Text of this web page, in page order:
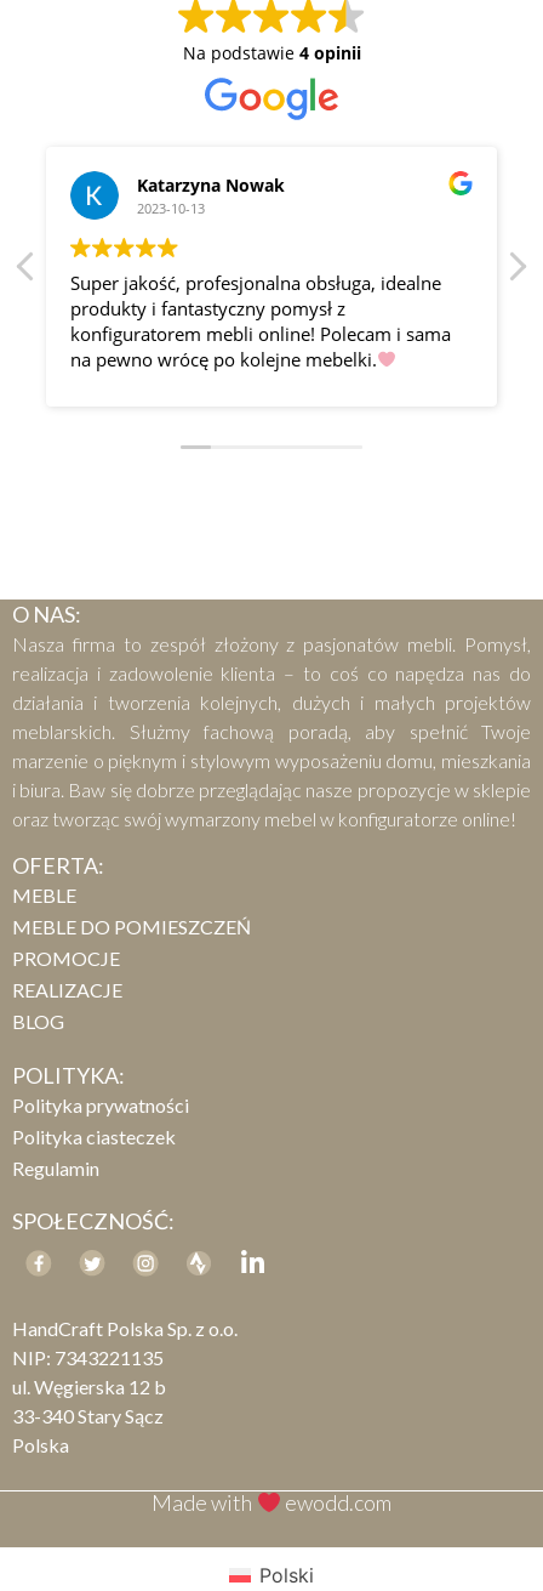
Na podstawie 4 opinii
Katarzyna Nowak
2023-10-13
Super jakość, profesjonalna obsługa, idealne
produkty i fantastyczny pomysł z
konfiguratorem mebli online! Polecam i sama
na pewno wrócę po kolejne mebelki.
O NAS:
Nasza firma to zespół złożony z pasjonatów mebli. Pomysł,
realizacja i zadowolenie klienta – to coś co napędza nas do
działania i tworzenia kolejnych, dużych i małych projektów
meblarskich. Służmy fachową poradą, aby spełnić Twoje
marzenie o pięknym i stylowym wyposażeniu domu, mieszkania
i biura. Baw się dobrze przeglądając nasze propozycje w sklepie
oraz tworząc swój wymarzony mebel w konfiguratorze online!
OFERTA:
MEBLE
MEBLE DO POMIESZCZEŃ
PROMOCJE
REALIZACJE
BLOG
POLITYKA:
Polityka prywatności
Polityka ciasteczek
Regulamin
SPOŁECZNOŚĆ:
HandCraft Polska Sp. z o.o.
NIP: 7343221135
ul. Węgierska 12 b
33-340 Stary Sącz
Polska
Made with ewodd.com
Polski